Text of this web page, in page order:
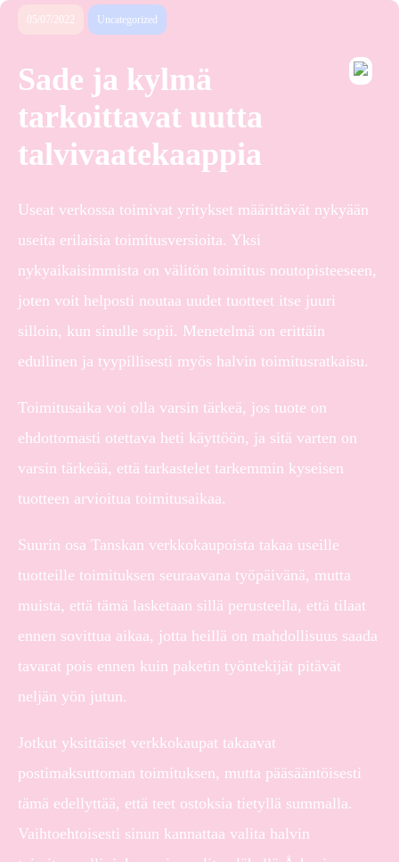
05/07/2022 Uncategorized
Sade ja kylmä
tarkoittavat uutta
talvivaatekaappia
Useat verkossa toimivat yritykset määrittävät nykyään
useita erilaisia toimitusversioita. Yksi
nykyaikaisimmista on välitön toimitus noutopisteeseen,
joten voit helposti noutaa uudet tuotteet itse juuri
silloin, kun sinulle sopii. Menetelmä on erittäin
edullinen ja tyypillisesti myös halvin toimitusratkaisu.
Toimitusaika voi olla varsin tärkeä, jos tuote on
ehdottomasti otettava heti käyttöön, ja sitä varten on
varsin tärkeää, että tarkastelet tarkemmin kyseisen
tuotteen arvioitua toimitusaikaa.
Suurin osa Tanskan verkkokaupoista takaa useille
tuotteille toimituksen seuraavana työpäivänä, mutta
muista, että tämä lasketaan sillä perusteella, että tilaat
ennen sovittua aikaa, jotta heillä on mahdollisuus saada
tavarat pois ennen kuin paketin työntekijät pitävät
neljän yön jutun.
Jotkut yksittäiset verkkokaupat takaavat
postimaksuttoman toimituksen, mutta pääsääntöisesti
tämä edellyttää, että teet ostoksia tietyllä summalla.
Vaihtoehtoisesti sinun kannattaa valita halvin